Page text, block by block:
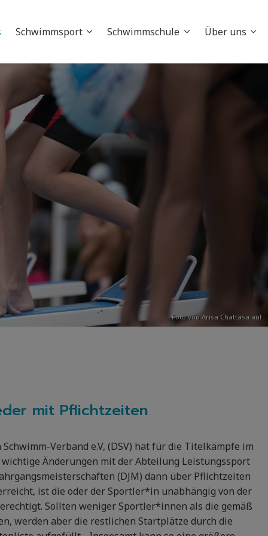
Schwimmsport Schwimmschule Über uns
Foto von Arisa Chattasa auf
mit Pflichtzeiten
Verband e.V, (DSV) hat für die Titelkämpfe im
Änderungen mit der Abteilung Leistungssport
(DJM) dann über Pflichtzeiten
ist die oder der Sportler*in unabhängig von der
Sollten weniger Sportler*innen als die gemäß
werden aber die restlichen Startplätze durch die